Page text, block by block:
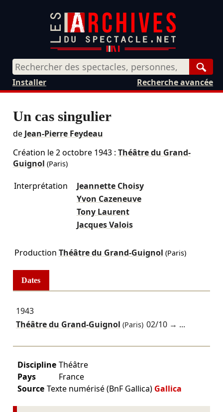
Recherche avancée
Installer
Un cas singulier
de Jean-Pierre Feydeau
Création le2 octobre 1943: Théâtre du Grand-
Guignol (Paris)
Interprétation
Jeannette Choisy
Yvon Cazeneuve
Tony Laurent
Jacques Valois
Production Théâtre du Grand-Guignol (Paris)
Dates
1943
Théâtre du Grand-Guignol (Paris) 02/10 → ...
Discipline Théâtre
Pays
France
Source Texte numérisé (BnF Gallica) Gallica